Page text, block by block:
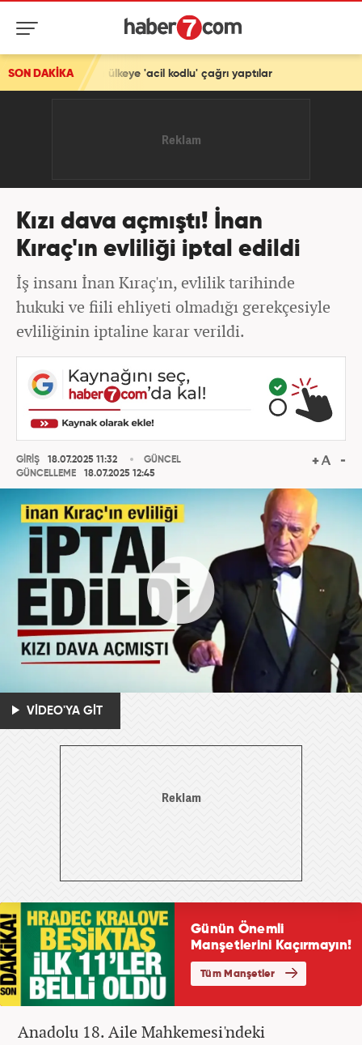
SON DAKİKA
ülkeye 'acil kodlu' çağrı yaptılar
Kızı dava açmıştı! İnan
Kıraç'ın evliliği iptal edildi
İş insanı İnan Kıraç'ın, evlilik tarihinde
hukuki ve fiili ehliyeti olmadığı gerekçesiyle
evliliğinin iptaline karar verildi.
GİRİŞ
18.07.2025 11:32
GÜNCELLEME
18.07.2025 12:45
GÜNCEL
VİDEO'YA GİT
Anadolu 18. Aile Mahkemesi'ndeki